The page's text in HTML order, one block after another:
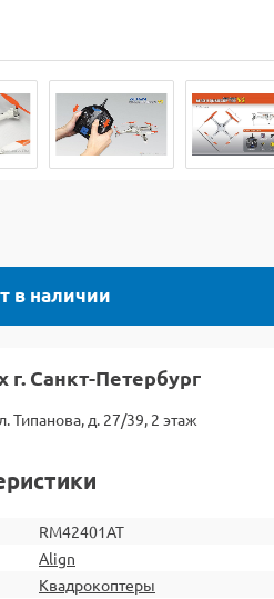
в наличии
г. Санкт-Петербург
Типанова, д. 27/39, 2 этаж
RM42401AT
Align
Квадрокоптеры